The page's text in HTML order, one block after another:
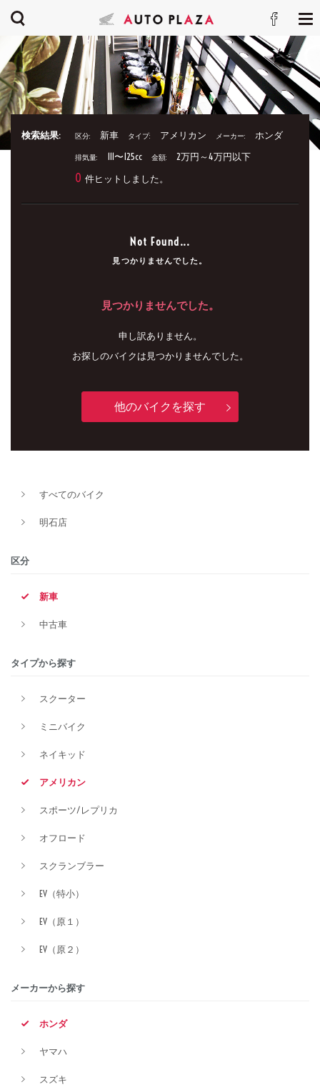
検索結果: 区分: 新車 タイプ: アメリカン メーカー: ホンダ
排気量: 111〜125cc 金額: 2万円～4万円以下
0 件ヒットしました。
Not Found...
見つかりませんでした。
見つかりませんでした。
申し訳ありません。
お探しのバイクは見つかりませんでした。
他のバイクを探す
すべてのバイク
明石店
区分
新車
中古車
タイプから探す
スクーター
ミニバイク
ネイキッド
アメリカン
スポーツ/レプリカ
オフロード
スクランブラー
EV（特小）
EV（原１）
EV（原２）
メーカーから探す
ホンダ
ヤマハ
スズキ
新車
タイプ
価格